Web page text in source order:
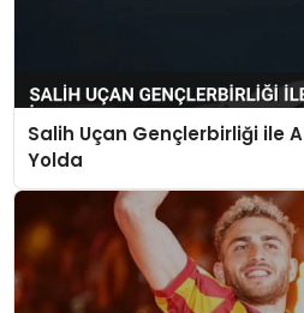
Salih Uçan Gençlerbirliği ile
Yolda